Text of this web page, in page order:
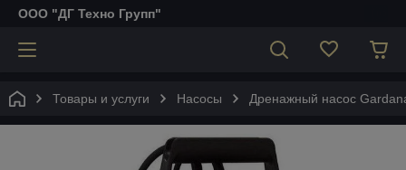
ООО "ДГ Техно Групп"
Товары и услуги Насосы Дренажный насос